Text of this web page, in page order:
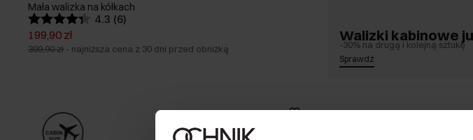
Mała walizka na kółkach
4.3 (6)
199,90 zł
399,90 zł - najniższa cena z 30 dni przed obniżką
Walizki kabinowe
-30% na drugą i kolejną sztukę
Sprawdź